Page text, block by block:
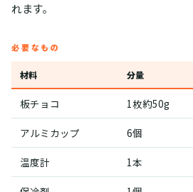
れます。
必要なもの
材料 分量
板チョコ 1枚約50g
アルミカップ 6個
温度計 1本